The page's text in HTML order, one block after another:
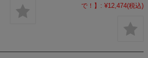
で！】: ¥12,474(税込)